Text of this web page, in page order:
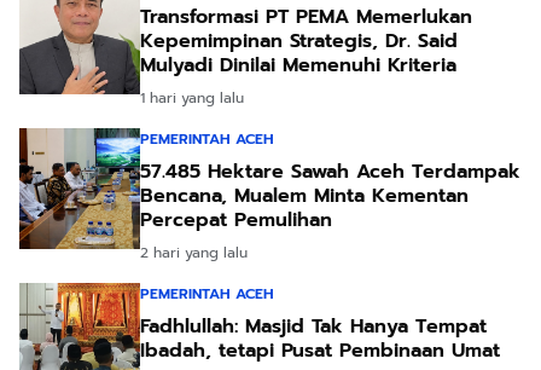
Transformasi PT PEMA Memerlukan
Kepemimpinan Strategis, Dr. Said
Mulyadi Dinilai Memenuhi Kriteria
1 hari yang lalu
PEMERINTAH ACEH
57.485 Hektare Sawah Aceh Terdampak
Bencana, Mualem Minta Kementan
Percepat Pemulihan
2 hari yang lalu
PEMERINTAH ACEH
Fadhlullah: Masjid Tak Hanya Tempat
Ibadah, tetapi Pusat Pembinaan Umat